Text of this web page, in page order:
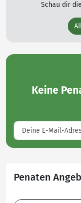
Schau dir
Keine
Penaten